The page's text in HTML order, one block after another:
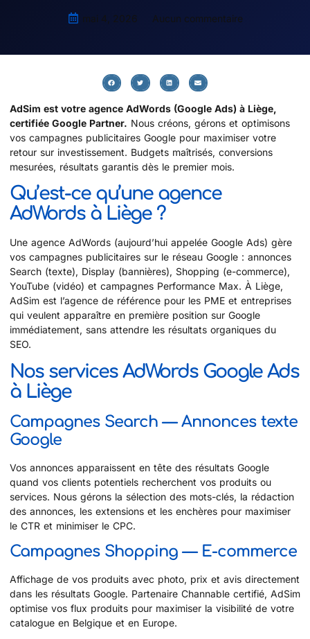
mai 4, 2026 Aucun commentaire
AdSim est votre agence AdWords (Google Ads) à Liège,
certifiée Google Partner. Nous créons, gérons et optimisons
vos campagnes publicitaires Google pour maximiser votre
retour sur investissement. Budgets maîtrisés, conversions
mesurées, résultats garantis dès le premier mois.
Qu’est-ce qu’une agence
AdWords à Liège ?
Une agence AdWords (aujourd’hui appelée Google Ads) gère
vos campagnes publicitaires sur le réseau Google : annonces
Search (texte), Display (bannières), Shopping (e-commerce),
YouTube (vidéo) et campagnes Performance Max. À Liège,
AdSim est l’agence de référence pour les PME et entreprises
qui veulent apparaître en première position sur Google
immédiatement, sans attendre les résultats organiques du
SEO.
Nos services AdWords Google Ads
à Liège
Campagnes Search — Annonces texte
Google
Vos annonces apparaissent en tête des résultats Google
quand vos clients potentiels recherchent vos produits ou
services. Nous gérons la sélection des mots-clés, la rédaction
des annonces, les extensions et les enchères pour maximiser
le CTR et minimiser le CPC.
Campagnes Shopping — E-commerce
Affichage de vos produits avec photo, prix et avis directement
dans les résultats Google. Partenaire Channable certifié, AdSim
optimise vos flux produits pour maximiser la visibilité de votre
catalogue en Belgique et en Europe.